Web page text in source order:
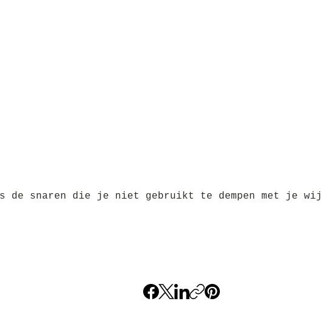
de snaren die je niet gebruikt te dempen met je